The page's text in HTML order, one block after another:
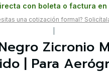
con boleta o factura
una cotización formal?
Zicronio
| Para